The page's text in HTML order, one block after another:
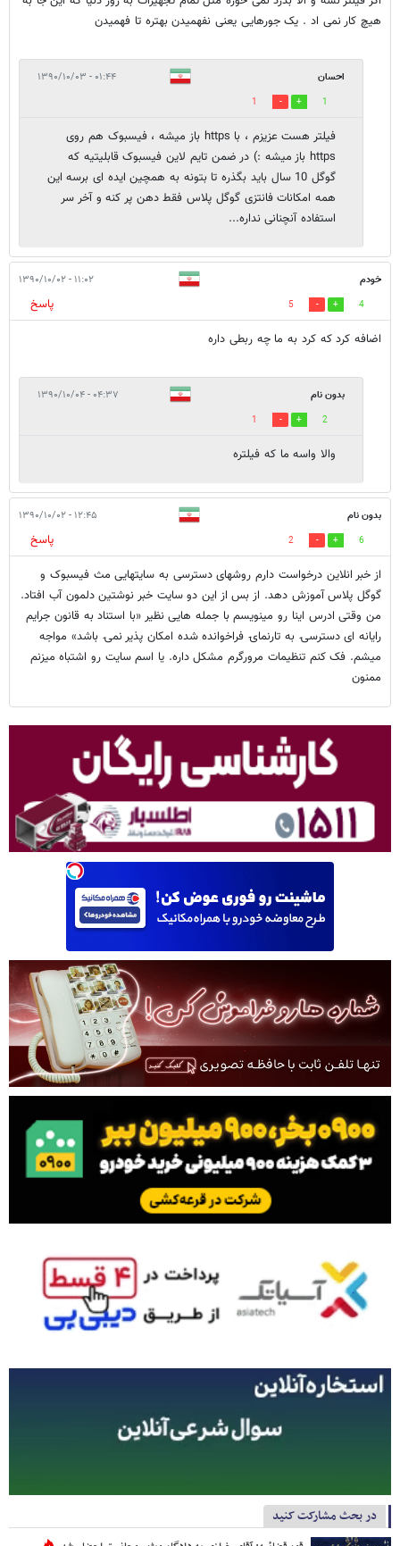
هیچ کار نمی اد . یک جورهایی یعنی نفهمیدن بهتره تا فهمیدن
احسان ۰۱:۴۴ - ۱۳۹۰/۱۰/۰۳
1
1
فیلتر هست عزیزم ، با https باز میشه ، فیسبوک هم روی
https باز میشه :) در ضمن تایم لاین فیسبوک قابلیتیه که
گوگل 10 سال باید بگذره تا بتونه به همچین ایده ای برسه این
همه امکانات فانتزی گوگل پلاس فقط دهن پر کنه و آخر سر
استفاده آنچنانی نداره...
خودم ۱۱:۰۲ - ۱۳۹۰/۱۰/۰۲
4
5
پاسخ
اضافه کرد که کرد به ما چه ربطی داره
بدون نام ۰۴:۳۷ - ۱۳۹۰/۱۰/۰۴
2
1
والا واسه ما که فیلتره
بدون نام ۱۲:۴۵ - ۱۳۹۰/۱۰/۰۲
6
2
پاسخ
از خبر انلاین درخواست دارم روشهای دسترسی به سایتهایی مث فیسبوک و
گوگل پلاس آموزش دهد. از بس از این دو سایت خبر نوشتین دلمون آب افتاد.
من وقتی ادرس اینا رو مینویسم با جمله هایی نظیر «‌با استناد به قانون جرايم
رايانه ای دسترسۍ به تارنماۍ فراخوانده شده امكان پذير نمۍ باشد» مواجه
میشم. فک کنم تنظیمات مرورگرم مشکل داره. یا اسم سایت رو اشتباه میزنم
ممنون
در بحث مشارکت کنید